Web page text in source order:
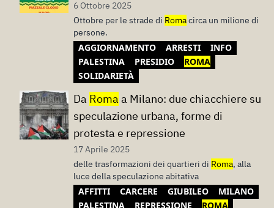
6 Ottobre 2025
Ottobre per le strade di Romacirca un milione di
persone.
AGGIORNAMENTO ARRESTI
INFO
PALESTINA
PRESIDIO
ROMA
SOLIDARIETÀ
Da Romaa Milano: due chiacchiere su
speculazione urbana, forme di
protesta e repressione
17 Aprile 2025
delle trasformazioni dei quartieri di Roma, alla
luce della speculazione abitativa
AFFITTI CARCERE GIUBILEO
MILANO
PALESTINA
REPRESSIONE ROMA